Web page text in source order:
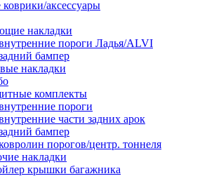
аксессуары
накладки
пороги Ладья/ALVI
бампер
накладки
комплекты
пороги
части задних арок
бампер
порогов/центр. тоннеля
накладки
крышки багажника